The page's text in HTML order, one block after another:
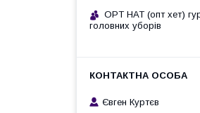
OPT HAT (опт хет)
головних уборів
Євген Куртєв